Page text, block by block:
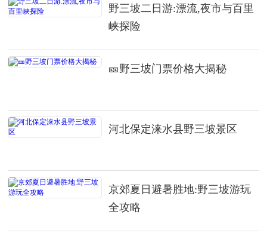
野三坡二日游:漂流,夜市与百里
峡探险
🎫野三坡门票价格大揭秘
河北保定涞水县野三坡景区
京郊夏日避暑胜地:野三坡游玩
全攻略